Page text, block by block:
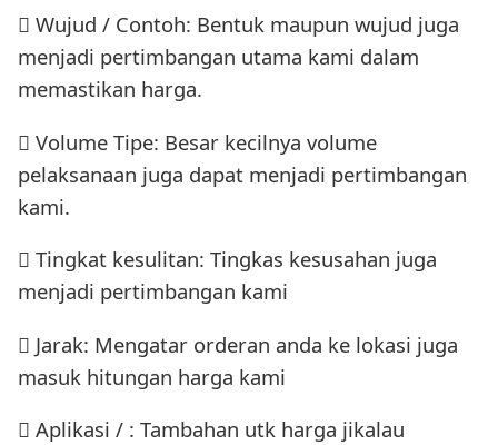
 Wujud / Contoh: Bentuk maupun wujud juga
menjadi pertimbangan utama kami dalam
memastikan harga.
 Volume Tipe: Besar kecilnya volume
pelaksanaan juga dapat menjadi pertimbangan
kami.
 Tingkat kesulitan: Tingkas kesusahan juga
menjadi pertimbangan kami
 Jarak: Mengatar orderan anda ke lokasi juga
masuk hitungan harga kami
 Aplikasi / : Tambahan utk harga jikalau